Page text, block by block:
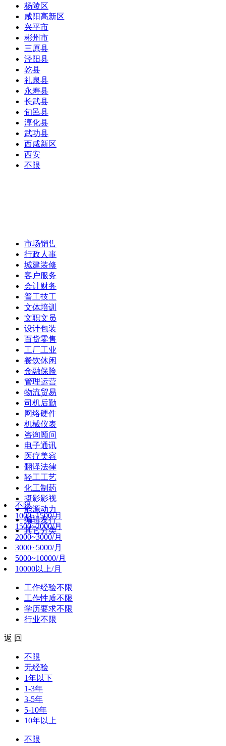
杨陵区
咸阳高新区
兴平市
彬州市
三原县
泾阳县
乾县
礼泉县
永寿县
长武县
旬邑县
淳化县
武功县
西咸新区
西安
不限
市场销售
行政人事
城建装修
客户服务
会计财务
普工技工
文体培训
文职文员
设计包装
百货零售
工厂工业
餐饮休闲
金融保险
管理运营
物流贸易
司机后勤
网络硬件
机械仪表
咨询顾问
电子通讯
医疗美容
翻译法律
轻工工艺
化工制药
摄影影视
能源动力
编辑发行
其它分类
不限
1000~1500/月
1500~2000/月
2000~3000/月
3000~5000/月
5000~10000/月
10000以上/月
工作经验不限
工作性质不限
学历要求不限
行业不限
返 回
不限
无经验
1年以下
1-3年
3-5年
5-10年
10年以上
不限